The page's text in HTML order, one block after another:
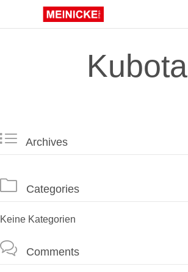
Kubota
 Archives
 Categories
Keine Kategorien
 Comments